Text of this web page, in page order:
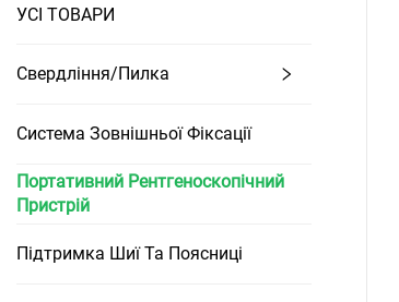
УСІ ТОВАРИ
Свердління/Пилка
Система Зовнішньої Фіксації
Портативний Рентгеноскопічний
Пристрій
Підтримка Шиї Та Поясниці